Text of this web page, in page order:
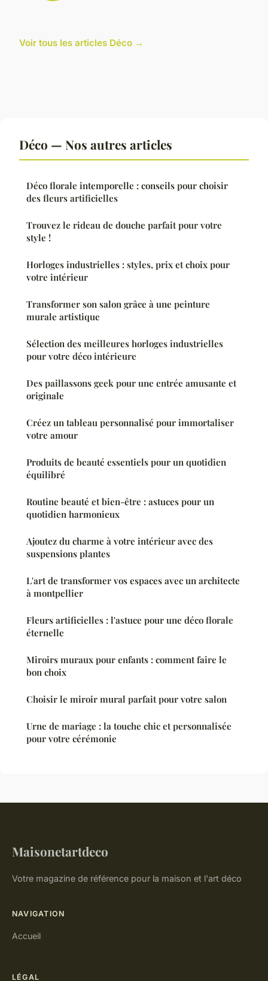
Voir tous les articles Déco →
Déco — Nos autres articles
Déco florale intemporelle : conseils pour choisir
des fleurs artificielles
Trouvez le rideau de douche parfait pour votre
style !
Horloges industrielles : styles, prix et choix pour
votre intérieur
Transformer son salon grâce à une peinture
murale artistique
Sélection des meilleures horloges industrielles
pour votre déco intérieure
Des paillassons geek pour une entrée amusante et
originale
Créez un tableau personnalisé pour immortaliser
votre amour
Produits de beauté essentiels pour un quotidien
équilibré
Routine beauté et bien-être : astuces pour un
quotidien harmonieux
Ajoutez du charme à votre intérieur avec des
suspensions plantes
L'art de transformer vos espaces avec un architecte
à montpellier
Fleurs artificielles : l'astuce pour une déco florale
éternelle
Miroirs muraux pour enfants : comment faire le
bon choix
Choisir le miroir mural parfait pour votre salon
Urne de mariage : la touche chic et personnalisée
pour votre cérémonie
Maisonetartdeco
Votre magazine de référence pour la maison et l'art déco
NAVIGATION
Accueil
LÉGAL